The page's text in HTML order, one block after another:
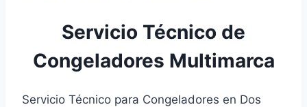
Servicio Técnico de
Congeladores Multimarca
Servicio Técnico para Congeladores en Dos